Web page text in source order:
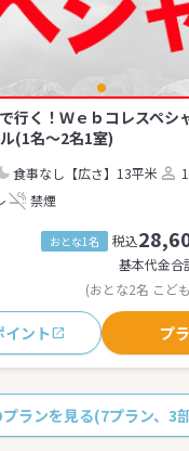
行く！Ｗｅｂコレスペシ
(1名～2名1室)
食事なし 【広さ】13平米
禁煙
おとな1名 税込
基本代金合
(おとな2名 こど
イント プ
プランを見る(7プラン、3